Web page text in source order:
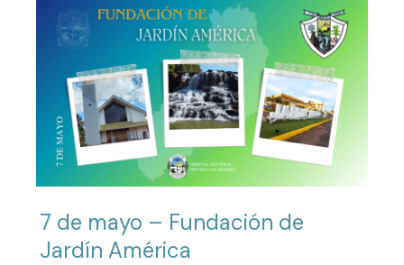
7 de mayo – Fundación de
Jardín América